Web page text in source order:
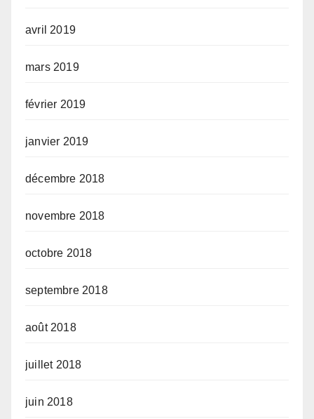
avril 2019
mars 2019
février 2019
janvier 2019
décembre 2018
novembre 2018
octobre 2018
septembre 2018
août 2018
juillet 2018
juin 2018